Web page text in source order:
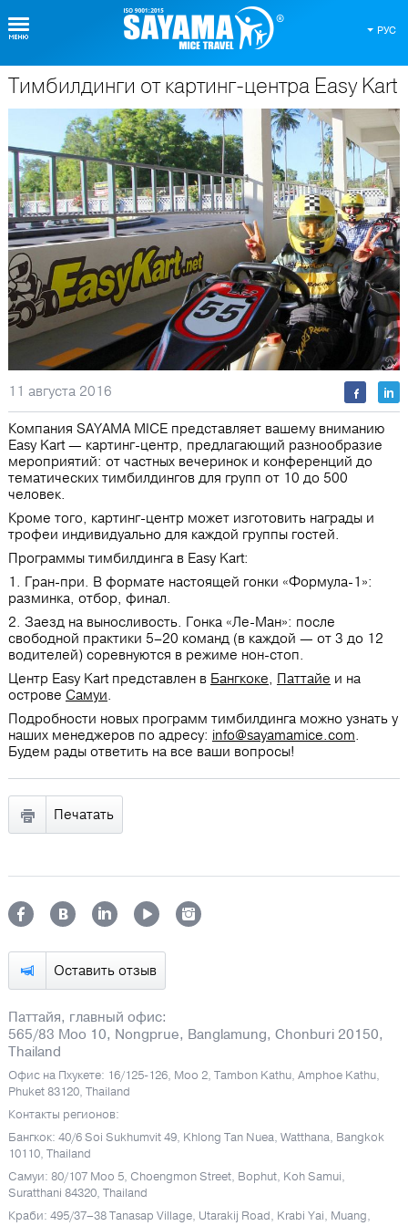
РУС
О Таиланде
Оставить отзыв
Паттайя, главный офис:
565/83 Moo 10, Nongprue, Banglamung, Chonburi 20150,
Thailand
Офис на Пхукете: 16/125-126, Moo 2, Tambon Kathu, Amphoe Kathu,
Phuket 83120, Thailand
Контакты регионов:
Бангкок: 40/6 Soi Sukhumvit 49, Khlong Tan Nuea, Watthana, Bangkok
10110, Thailand
Самуи: 80/107 Moo 5, Choengmon Street, Bophut, Koh Samui,
Suratthani 84320, Thailand
Краби: 495/37–38 Tanasap Village, Utarakij Road, Krabi Yai, Muang,
Тимбилдинги от картинг-центра Easу Kart
11 августа 2016
Компания SAYAMA MICE представляет вашему вниманию
Easу Kart ― картинг-центр, предлагающий разнообразие
мероприятий: от частных вечеринок и конференций до
тематических тимбилдингов для групп от 10 до 500
человек.
Кроме того, картинг-центр может изготовить награды и
трофеи индивидуально для каждой группы гостей.
Программы тимбилдинга в Easу Kart:
1. Гран-при. В формате настоящей гонки «Формула-1»:
разминка, отбор, финал.
2. Заезд на выносливость. Гонка «Ле-Ман»: после
свободной практики 5–20 команд (в каждой — от 3 до 12
водителей) соревнуются в режиме нон-стоп.
Центр Easу Kart представлен в Бангкоке, Паттайе и на
острове Самуи.
Подробности новых программ тимбилдинга можно узнать у
наших менеджеров по адресу: info@sayamamice.com.
Будем рады ответить на все ваши вопросы!
Печатать